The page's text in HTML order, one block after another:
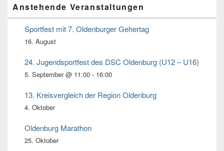
Seitenleisten
Widget-
Bereich
Anstehende Veranstaltungen
Sportfest mit 7. Oldenburger Gehertag
16. August
24. Jugendsportfest des DSC Oldenburg (U12 – U16)
5. September @ 11:00 - 16:00
13. Kreisvergleich der Region Oldenburg
4. Oktober
Oldenburg Marathon
25. Oktober